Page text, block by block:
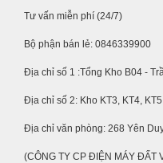
Tư vấn miễn phí (24/7)
Bộ phận bán lẻ: 0846339900
Địa chỉ số 1 :Tổng Kho B04 -
Địa chỉ số 2: Kho KT3, KT4,
Địa chỉ văn phòng: 268 Yên
(CÔNG TY CP ĐIỆN MÁY ĐẤT